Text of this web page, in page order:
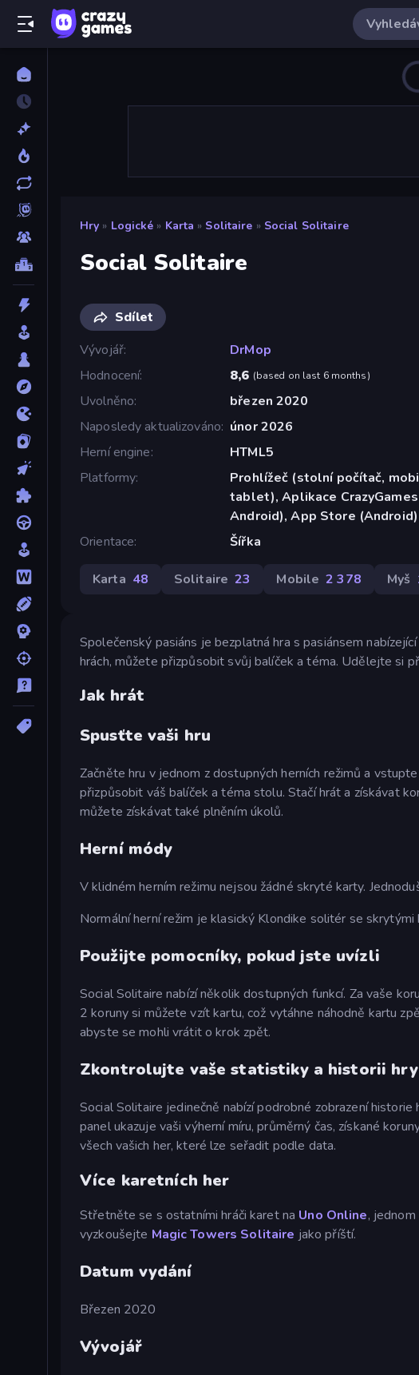
Hry » Logické » Karta » Solitaire » Social Solitaire
Social Solitaire
Sdílet
Vývojář
DrMop
Hodnocení
8,6 (based on last 6 months)
Uvolněno
březen 2020
Naposledy aktualizováno únor 2026
Herní engine
HTML5
Platformy
Prohlížeč (stolní počítač,
tablet), Aplikace
Android), App Store (Android)
Orientace
Šířka
Karta 48 Solitaire 23 Mobile 2 378 Myš
Společenský pasiáns je bezplatná hra s pasiánsem
hrách, můžete přizpůsobit svůj balíček a téma. Udělejte si
Jak hrát
Spusťte vaši hru
Začněte hru v jednom z dostupných herních režimů a
přizpůsobit váš balíček a téma stolu. Stačí hrát a získávat
můžete získávat také plněním úkolů.
Herní módy
V klidném herním režimu nejsou žádné skryté karty.
Normální herní režim je klasický Klondike solitér se skrytými
Použijte pomocníky, pokud jste uvízli
Social Solitaire nabízí několik dostupných funkcí. Za vaše
2 koruny si můžete vzít kartu, což vytáhne náhodně kartu
abyste se mohli vrátit o krok zpět.
Zkontrolujte vaše statistiky a historii hry
Social Solitaire jedinečně nabízí podrobné zobrazení
panel ukazuje vaši výherní míru, průměrný čas, získané
všech vašich her, které lze seřadit podle data.
Více karetních her
Střetněte se s ostatními hráči karet na Uno Online,
vyzkoušejte Magic Towers Solitaire jako příští.
Datum vydání
Březen 2020
Vývojář